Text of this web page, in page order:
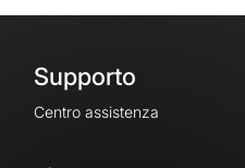
Supporto
Centro assistenza